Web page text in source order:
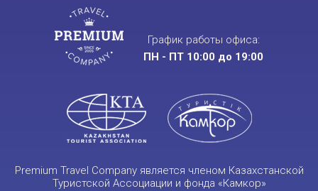
График работы офиса:
ПН - ПТ 10:00 до 19:00
Premium Travel Company является членом Казахстанской
Туристской Ассоциации и фонда «Камкор»